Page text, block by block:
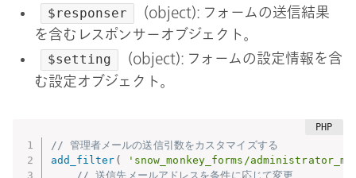
$responser
(object): フォームの送信結果
を含むレスポンサーオブジェクト。
$setting
(object): フォームの設定情報を含
む設定オブジェクト。
// 管理者メールの送信引数をカスタマイズする
add_filter (
'snow_monkey_forms/
// 送信先メールアドレスを条件に応じて変更